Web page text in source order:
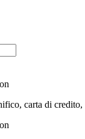
carta di credito,